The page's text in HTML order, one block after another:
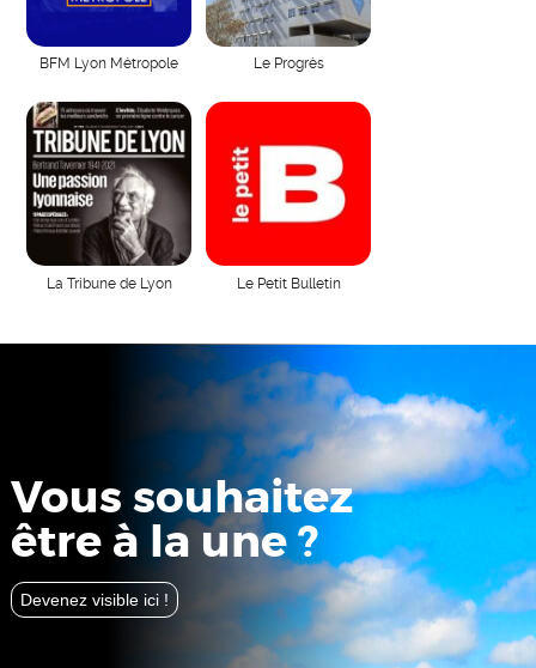
BFM Lyon Métropole Le Progrès
La Tribune de Lyon Le Petit Bulletin
Vous souhaitez
être à la une ?
Devenez visible ici !